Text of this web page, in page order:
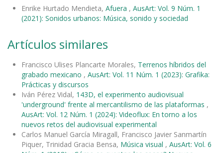
Enrike Hurtado Mendieta, Afuera , AusArt: Vol. 9 Núm. 1
(2021): Sonidos urbanos: Música, sonido y sociedad
Artículos similares
Francisco Ulises Plancarte Morales, Terrenos híbridos del
grabado mexicano , AusArt: Vol. 11 Núm. 1 (2023): Grafika:
Prácticas y discursos
Iván Pérez Vidal, 143D, el experimento audiovisual
'underground' frente al mercantilismo de las plataformas ,
AusArt: Vol. 12 Núm. 1 (2024): Videoflux: En torno a los
nuevos retos del audiovisual experimental
Carlos Manuel García Miragall, Francisco Javier Sanmartín
Piquer, Trinidad Gracia Bensa, Música visual , AusArt: Vol. 6